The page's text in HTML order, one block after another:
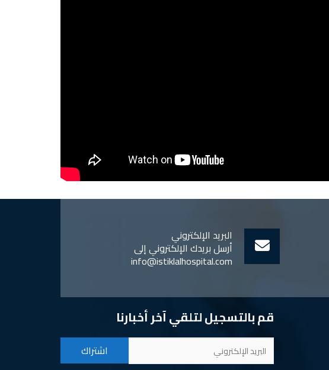
البريد الإلكتروني
أرسل بريدك الإلكتروني إلى
info@istiklalhospital.com
قم بالتسجيل لتلقي آخر أخبارنا